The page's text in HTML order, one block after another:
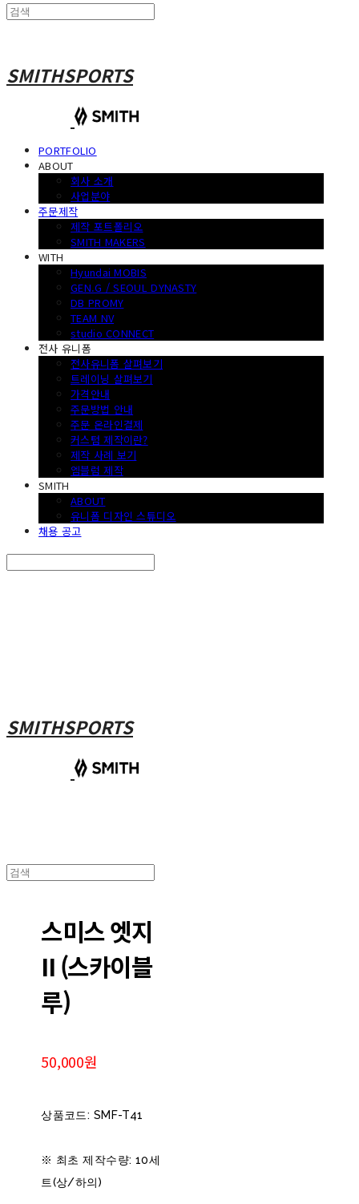
SMITHSPORTS
PORTFOLIO
ABOUT
회사 소개
사업분야
주문제작
제작 포트폴리오
SMITH MAKERS
WITH
Hyundai MOBIS
GEN.G / SEOUL DYNASTY
DB PROMY
TEAM NV
studio CONNECT
전사 유니폼
전사유니폼 살펴보기
트레이닝 살펴보기
가격안내
주문방법 안내
주문 온라인결제
커스텀 제작이란?
제작 사례 보기
엠블럼 제작
SMITH
ABOUT
유니폼 디자인 스튜디오
채용 공고
SMITHSPORTS
스미스 엣지
II (스카이블
루)
50,000원
상품코드: SMF-T41
※ 최초 제작수량: 10세
트(상/하의)